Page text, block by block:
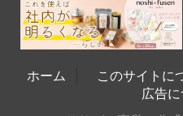
ホーム このサイトに
広告